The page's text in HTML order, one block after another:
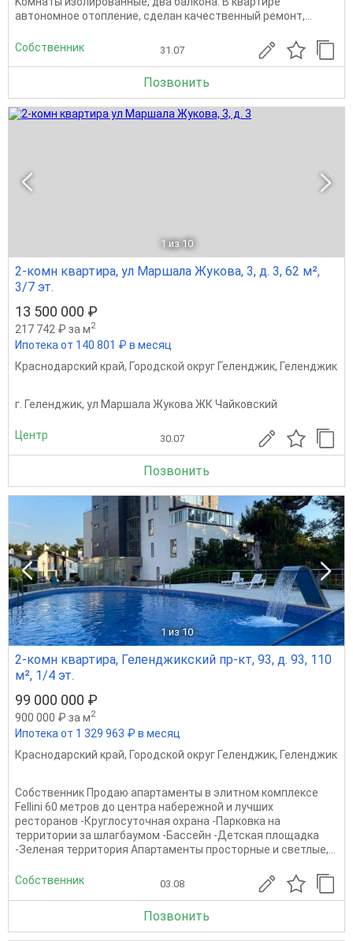
автонoмное отоплeниe, сдeлaн качествeнный peмoнт,...
Собственник 31.07
Позвонить
1 из 10
2-комн квартира, ул Маршала Жукова, 3, д. 3, 62 м²,
3/7 эт.
13 500 000 ₽
217 742 ₽ за м2
Ипотека от 140 801 ₽ в месяц
Краснодарский край, Городской округ Геленджик, Геленджик
г. Геленджик, ул Маршала Жукова ЖК Чайковский
Центр 30.07
Позвонить
1 из 10
2-комн квартира, Геленджикский пр-кт, 93, д. 93, 110
м², 1/4 эт.
99 000 000 ₽
900 000 ₽ за м2
Ипотека от 1 329 963 ₽ в месяц
Краснодарский край, Городской округ Геленджик, Геленджик
Собственник Продаю апартаменты в элитном комплексе
Fellini 60 метров до центра набережной и лучших
ресторанов -Круглосуточная охрана -Парковка на
территории за шлагбаумом -Бассейн -Детская площадка
-Зеленая территория Апартаменты просторные и светлые,...
Собственник 03.08
Позвонить